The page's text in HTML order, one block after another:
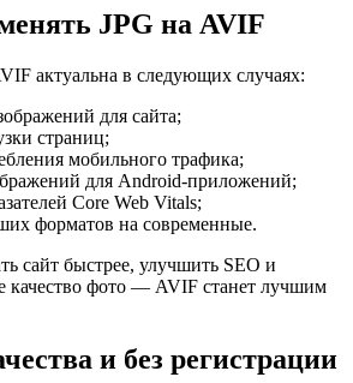
JPG на AVIF
актуальна в следующих случаях:
для сайта;
страниц;
мобильного трафика;
для Android-приложений;
Core Web Vitals;
форматов на современные.
сайт быстрее, улучшить SEO и
качество фото — AVIF станет лучшим
и без регистрации